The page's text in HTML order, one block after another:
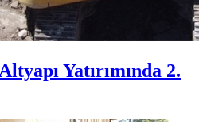
Yatırımında 2.